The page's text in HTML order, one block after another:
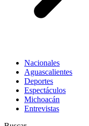
Nacionales
Aguascalientes
Deportes
Espectáculos
Michoacán
Entrevistas